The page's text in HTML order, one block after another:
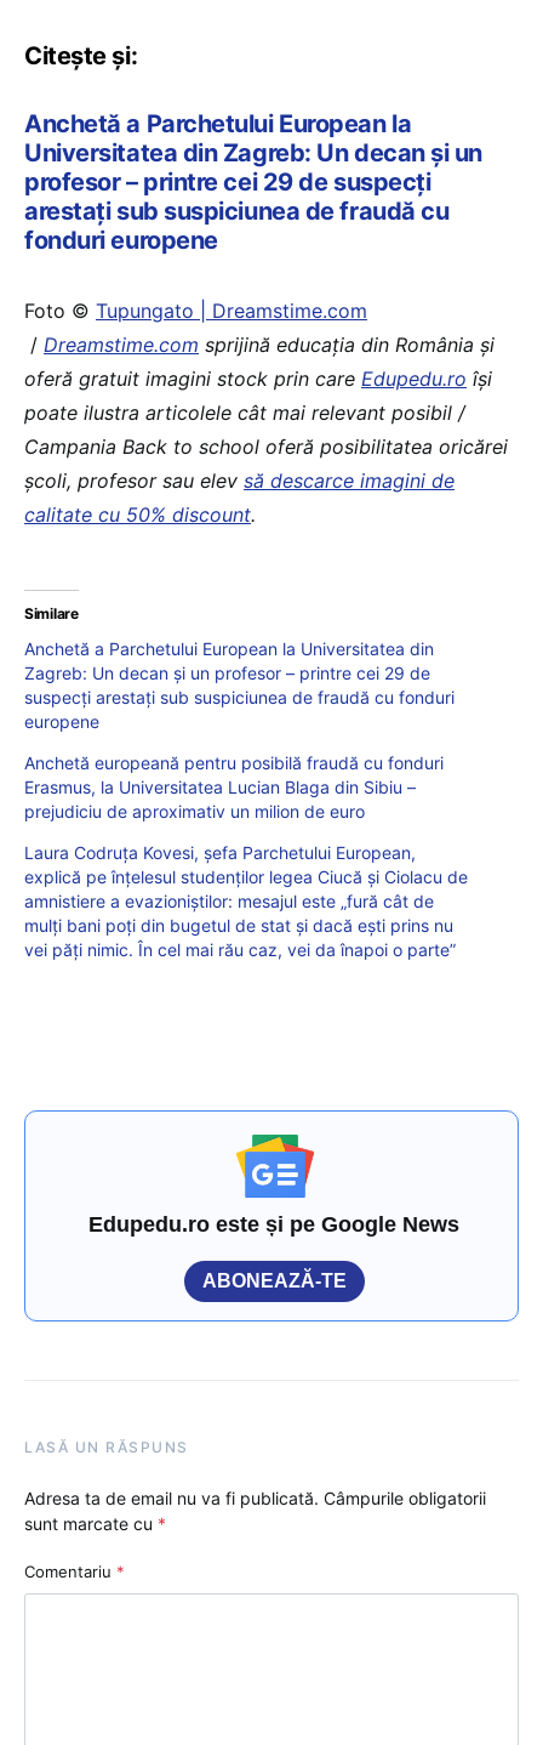
Citește și:
Anchetă a Parchetului European la
Universitatea din Zagreb: Un decan și un
profesor – printre cei 29 de suspecți
arestați sub suspiciunea de fraudă cu
fonduri europene
Foto © Tupungato | Dreamstime.com
/ Dreamstime.com sprijină educaţia din România şi
oferă gratuit imagini stock prin care Edupedu.ro îşi
poate ilustra articolele cât mai relevant posibil /
Campania Back to school oferă posibilitatea oricărei
școli, profesor sau elev să descarce imagini de
calitate cu 50% discount.
Similare
Anchetă a Parchetului European la Universitatea din
Zagreb: Un decan și un profesor – printre cei 29 de
suspecți arestați sub suspiciunea de fraudă cu fonduri
europene
Anchetă europeană pentru posibilă fraudă cu fonduri
Erasmus, la Universitatea Lucian Blaga din Sibiu –
prejudiciu de aproximativ un milion de euro
Laura Codruța Kovesi, șefa Parchetului European,
explică pe înțelesul studenților legea Ciucă și Ciolacu de
amnistiere a evazioniștilor: mesajul este „fură cât de
mulți bani poți din bugetul de stat și dacă ești prins nu
vei păți nimic. În cel mai rău caz, vei da înapoi o parte”
Edupedu.ro este și pe Google News
ABONEAZĂ-TE
LASĂ UN RĂSPUNS
Adresa ta de email nu va fi publicată. Câmpurile obligatorii
sunt marcate cu *
Comentariu *